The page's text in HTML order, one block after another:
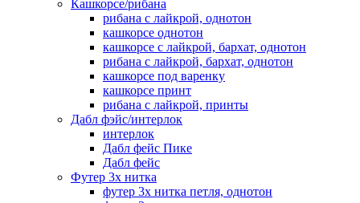
Кашкорсе/рибана
рибана с лайкрой, однотон
кашкорсе однотон
кашкорсе с лайкрой, бархат, однотон
рибана с лайкрой, бархат, однотон
кашкорсе под варенку
кашкорсе принт
рибана с лайкрой, принты
Дабл фэйс/интерлок
интерлок
Дабл фейс Пике
Дабл фейс
Футер 3х нитка
футер 3х нитка петля, однотон